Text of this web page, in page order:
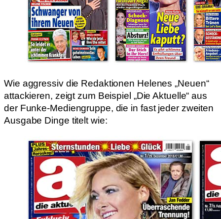
Wie aggressiv die Redaktionen Helenes „Neuen“
attackieren, zeigt zum Beispiel „Die Aktuelle“ aus
der Funke-Mediengruppe, die in fast jeder zweiten
Ausgabe Dinge titelt wie: